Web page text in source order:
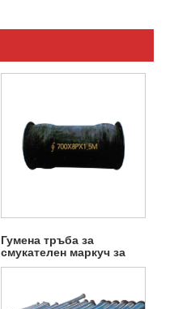
Гумена тръба за
смукателен маркуч за
кал